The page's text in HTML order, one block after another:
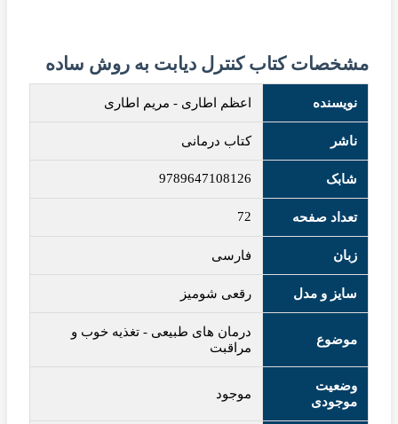
مشخصات کتاب کنترل دیابت به روش ساده
نویسنده اعظم اطاری - مریم اطاری
ناشر کتاب درمانی
شابک 9789647108126
تعداد صفحه 72
زبان فارسی
سایز و مدل رقعی شومیز
موضوع
درمان های طبیعی - تغذیه خوب و
مراقبت
وضعیت
موجودی
موجود